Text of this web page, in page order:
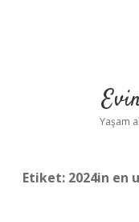
Yaşam
Etiket: 2024in en